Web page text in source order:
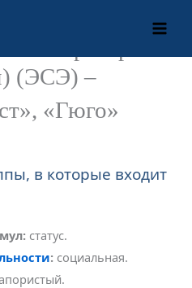
экстраверт
(ЭСЭ) –
«Гюго»
в которые входит
статус.
: социальная.